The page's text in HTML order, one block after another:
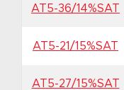
AT5-36/14%SAT
AT5-21/15%SAT
AT5-27/15%SAT